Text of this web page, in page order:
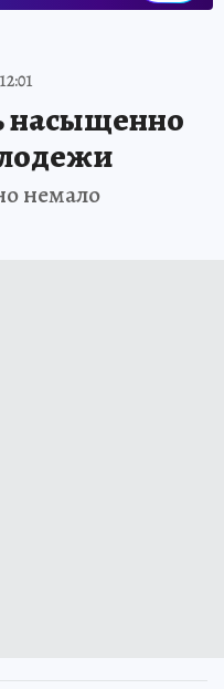
насыщенно
немало